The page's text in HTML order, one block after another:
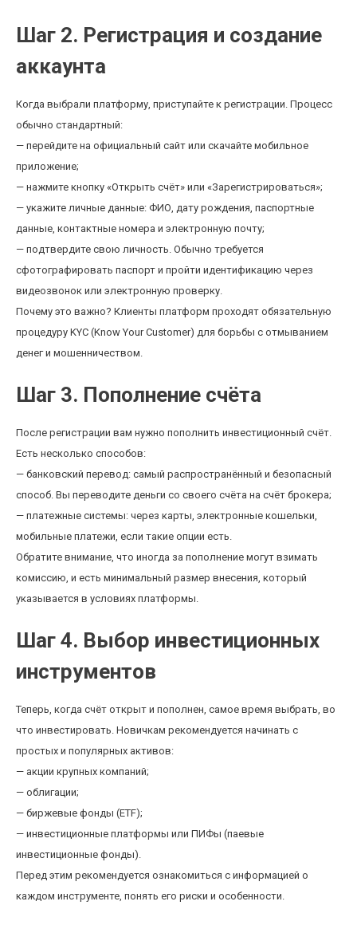
Шаг 2. Регистрация и создание
аккаунта
Когда выбрали платформу, приступайте к регистрации. Процесс
обычно стандартный:
— перейдите на официальный сайт или скачайте мобильное
приложение;
— нажмите кнопку «Открыть счёт» или «Зарегистрироваться»;
— укажите личные данные: ФИО, дату рождения, паспортные
данные, контактные номера и электронную почту;
— подтвердите свою личность. Обычно требуется
сфотографировать паспорт и пройти идентификацию через
видеозвонок или электронную проверку.
Почему это важно? Клиенты платформ проходят обязательную
процедуру KYC (Know Your Customer) для борьбы с отмыванием
денег и мошенничеством.
Шаг 3. Пополнение счёта
После регистрации вам нужно пополнить инвестиционный счёт.
Есть несколько способов:
— банковский перевод: самый распространённый и безопасный
способ. Вы переводите деньги со своего счёта на счёт брокера;
— платежные системы: через карты, электронные кошельки,
мобильные платежи, если такие опции есть.
Обратите внимание, что иногда за пополнение могут взимать
комиссию, и есть минимальный размер внесения, который
указывается в условиях платформы.
Шаг 4. Выбор инвестиционных
инструментов
Теперь, когда счёт открыт и пополнен, самое время выбрать, во
что инвестировать. Новичкам рекомендуется начинать с
простых и популярных активов:
— акции крупных компаний;
— облигации;
— биржевые фонды (ETF);
— инвестиционные платформы или ПИФы (паевые
инвестиционные фонды).
Перед этим рекомендуется ознакомиться с информацией о
каждом инструменте, понять его риски и особенности.